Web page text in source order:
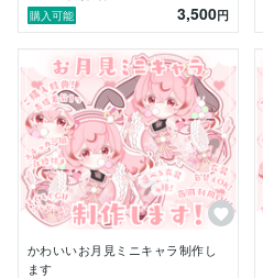
購入可能
3,500円
かわいいお月見ミニキャラ制作し
ます